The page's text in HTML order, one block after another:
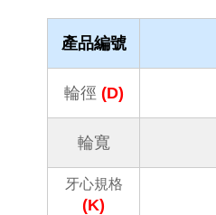
產品編號
輪徑 (D)
輪寬
牙心規格
(K)